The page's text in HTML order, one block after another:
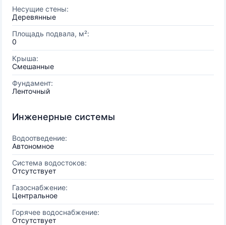
Несущие стены:
Деревянные
Площадь подвала, м²:
0
Крыша:
Смешанные
Фундамент:
Ленточный
Инженерные системы
Водоотведение:
Автономное
Система водостоков:
Отсутствует
Газоснабжение:
Центральное
Горячее водоснабжение:
Отсутствует